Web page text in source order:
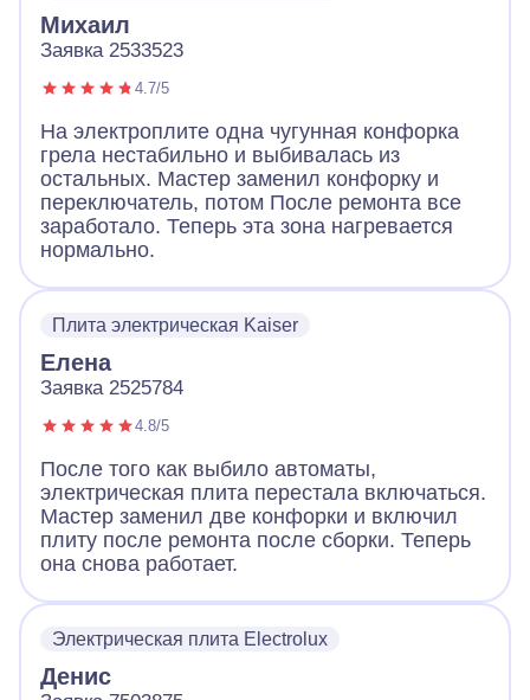
Михаил
Заявка 2533523
4.7/5
На электроплите одна чугунная конфорка
грела нестабильно и выбивалась из
остальных. Мастер заменил конфорку и
переключатель, потом После ремонта все
заработало. Теперь эта зона нагревается
нормально.
Плита электрическая Kaiser
Елена
Заявка 2525784
4.8/5
После того как выбило автоматы,
электрическая плита перестала включаться.
Мастер заменил две конфорки и включил
плиту после ремонта после сборки. Теперь
она снова работает.
Электрическая плита Electrolux
Денис